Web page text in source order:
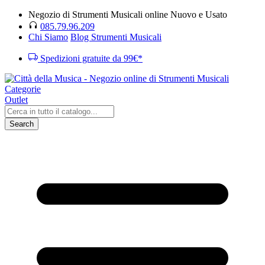
Negozio di Strumenti Musicali online Nuovo e Usato
085.79.96.209
Chi Siamo Blog Strumenti Musicali
Spedizioni gratuite da 99€*
Categorie
Outlet
Search